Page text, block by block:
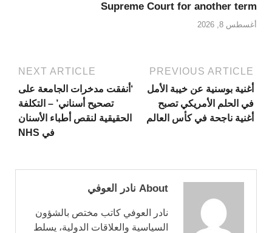
Supreme Court for another term
أغسطس 8, 2026
PREVIOUS ARTICLE
أغنية بوسنية عن خيبة الأمل
في الحلم الأمريكي تصبح
أغنية ناجحة في كأس العالم
NEXT ARTICLE
‘أنفقت مدخرات الجامعة على
تصحيح أسناني’ – التكلفة
الحقيقية لنقص أطباء الأسنان
في NHS
About نادر العوفي
نادر العوفي كاتب مختص بالشؤون
السياسية والعلاقات الدولية، يسلط